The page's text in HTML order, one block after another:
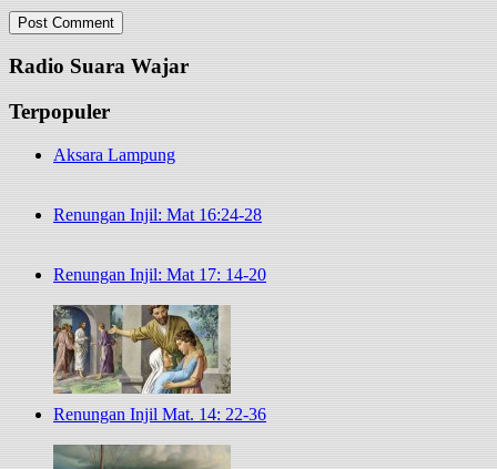
Radio Suara Wajar
Terpopuler
Aksara Lampung
Renungan Injil: Mat 16:24-28
Renungan Injil: Mat 17: 14-20
Renungan Injil Mat. 14: 22-36